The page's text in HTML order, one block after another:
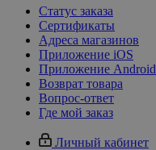
Статус заказа
Сертификаты
Адреса магазинов
Приложение iOS
Приложение Android
Возврат товара
Вопрос-ответ
Где мой заказ
Личный кабинет